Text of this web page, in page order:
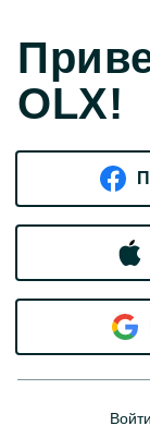
OLX!
Войти